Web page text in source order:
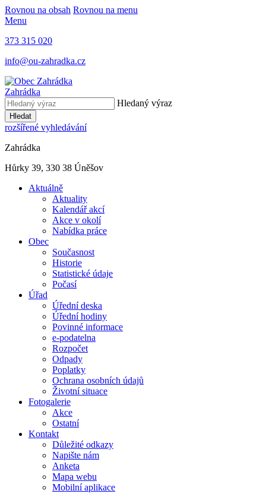
Rovnou na obsah Rovnou na menu
Menu
373 315 020
info@ou-zahradka.cz
Zahrádka
Hledaný výraz
Hledat
rozšířené vyhledávání
Zahrádka
Hůrky 39, 330 38 Úněšov
Aktuálně
Aktuality
Kalendář akcí
Akce v okolí
Nabídka práce
Obec
Současnost
Historie
Statistické údaje
Počasí
Úřad
Úřední deska
Úřední hodiny
Povinné informace
e-podatelna
Rozpočet
Odpady
Poplatky
Ochrana osobních údajů
Životní situace
Fotogalerie
Akce
Ostatní
Kontakt
Důležité odkazy
Napište nám
Anketa
Mapa webu
Mobilní aplikace